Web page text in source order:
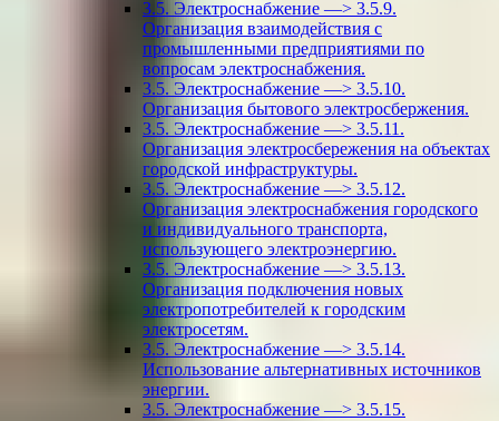
3.5. Электроснабжение —> 3.5.9.
Организация взаимодействия с
промышленными предприятиями по
вопросам электроснабжения.
3.5. Электроснабжение —> 3.5.10.
Организация бытового электросбержения.
3.5. Электроснабжение —> 3.5.11.
Организация электросбережения на объектах
городской инфраструктуры.
3.5. Электроснабжение —> 3.5.12.
Организация электроснабжения городского
и индивидуального транспорта,
использующего электроэнергию.
3.5. Электроснабжение —> 3.5.13.
Организация подключения новых
электропотребителей к городским
электросетям.
3.5. Электроснабжение —> 3.5.14.
Использование альтернативных источников
энергии.
3.5. Электроснабжение —> 3.5.15.